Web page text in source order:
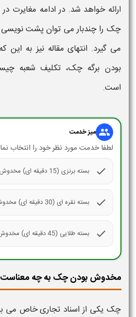
ارائه خواهد شد. در ادامه مغایرت در
چک را چندبار می توان پشت نویسی
می گیرد. انتهای مقاله نیز به این
بودن برگه چک، تکلیف شعبه
است.
group میز خدمت
لطفا خدمت مورد نظر خود را انتخاب
check بسته برنزی (15 دقیقه ای) مخدوش بودن چک
check بسته نقره ای (30 دقیقه ای) مخدوش بودن چک
check بسته طلایی (45 دقیقه ای) مخدوش بودن چک
مخدوش بودن چک به چه معناست
چک یکی از اسناد تجاری خاص می